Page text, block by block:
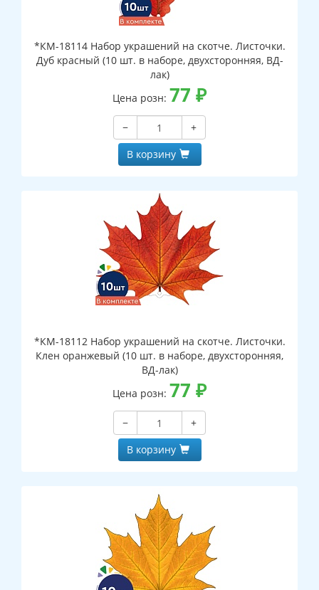
*КМ-18114 Набор украшений на скотче. Листочки.
Дуб красный (10 шт. в наборе, двухсторонняя, ВД-
лак)
Цена розн: 77 ₽
−
+
В корзину
*КМ-18112 Набор украшений на скотче. Листочки.
Клен оранжевый (10 шт. в наборе, двухсторонняя,
ВД-лак)
Цена розн: 77 ₽
−
+
В корзину